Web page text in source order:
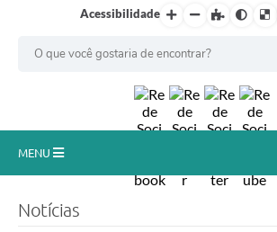
Acessibilidade
MENU
Notícias